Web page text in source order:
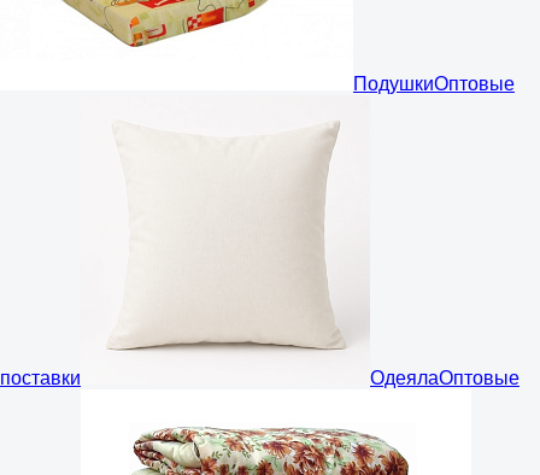
ПодушкиОптовые
поставки ОдеялаОптовые